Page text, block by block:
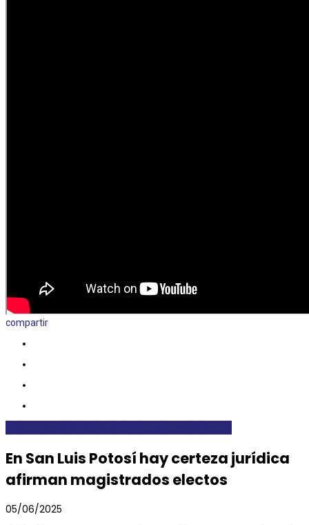
compartir
En San Luis Potosí hay certeza jurídica
afirman magistrados electos
05/06/2025